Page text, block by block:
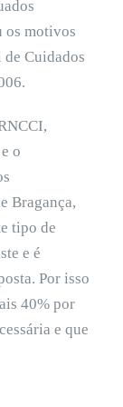
os motivos
de Cuidados
o
Bragança,
tipo de
e é
Por isso
40% por
e que